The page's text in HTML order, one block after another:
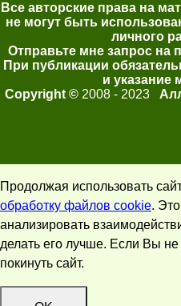
Все авторские права на
не могут быть
личного
Отправьте мне запрос на
При публикации
и указание
Copyright ©2008 - 2023
Продолжая использовать
обработку файлов cookie.
анализировать
делать его лучше. Если Вы
покинуть сайт.